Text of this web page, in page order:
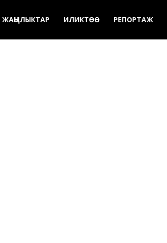
ЖАҢЫЛЫКТАР ИЛИКТӨӨ РЕПОРТАЖ